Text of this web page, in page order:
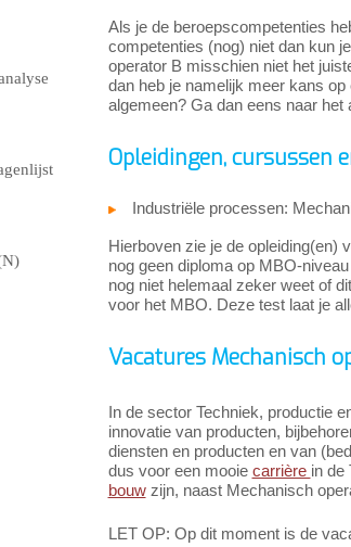
Als je de beroepscompetenties
competenties (nog) niet dan kun
operator B misschien niet het
dan heb je namelijk meer kans
algemeen? Ga dan eens naar het
Opleidingen, cursussen
Industriële processen:
Hierboven zie je de opleiding(en)
nog geen diploma op MBO-
nog niet helemaal zeker weet of
voor het MBO. Deze test laat je
Vacatures Mechanisch
In de sector Techniek, productie
innovatie van producten,
diensten en producten en van
dus voor een mooie carrière in de
bouwzijn, naast Mechanisch
LET OP: Op dit moment is de